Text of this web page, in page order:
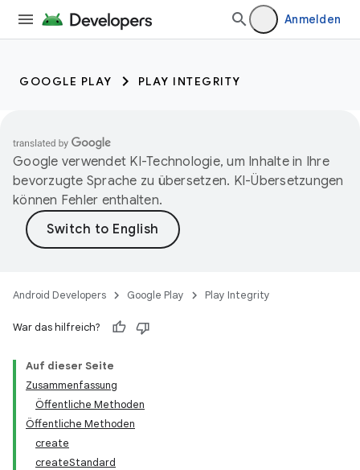
Anmelden
GOOGLE PLAY PLAY INTEGRITY
Google verwendet KI-Technologie, um Inhalte in Ihre
bevorzugte Sprache zu übersetzen. KI-Übersetzungen
können Fehler enthalten.
Android Developers Google Play Play Integrity
War das hilfreich?
Auf dieser Seite
Zusammenfassung
Öffentliche Methoden
Öffentliche Methoden
create
createStandard